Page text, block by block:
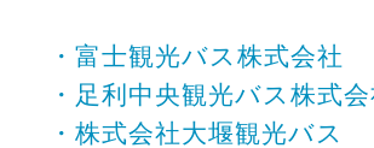
・富士観光バス株式会社
・足利中央観光バス株式会
・株式会社大堰観光バス